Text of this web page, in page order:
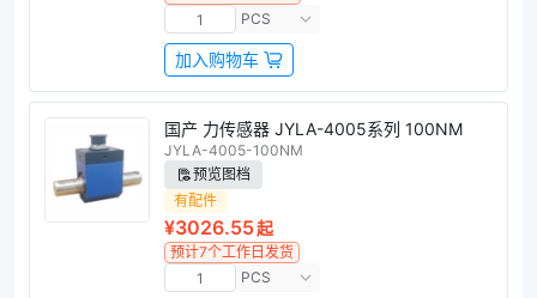
PCS
加入购物车
国产 力传感器 JYLA-4005系列 100NM
JYLA-4005-100NM
预览图档
有配件
¥3026.55起
预计7个工作日发货
PCS